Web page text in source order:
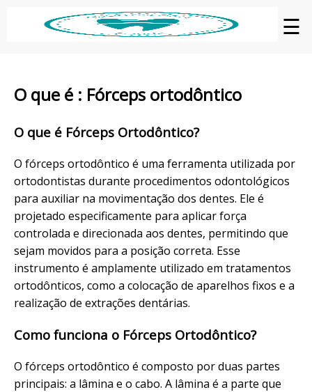
☰
O que é : Fórceps ortodôntico
O que é Fórceps Ortodôntico?
O fórceps ortodôntico é uma ferramenta utilizada por
ortodontistas durante procedimentos odontológicos
para auxiliar na movimentação dos dentes. Ele é
projetado especificamente para aplicar força
controlada e direcionada aos dentes, permitindo que
sejam movidos para a posição correta. Esse
instrumento é amplamente utilizado em tratamentos
ortodônticos, como a colocação de aparelhos fixos e a
realização de extrações dentárias.
Como funciona o Fórceps Ortodôntico?
O fórceps ortodôntico é composto por duas partes
principais: a lâmina e o cabo. A lâmina é a parte que